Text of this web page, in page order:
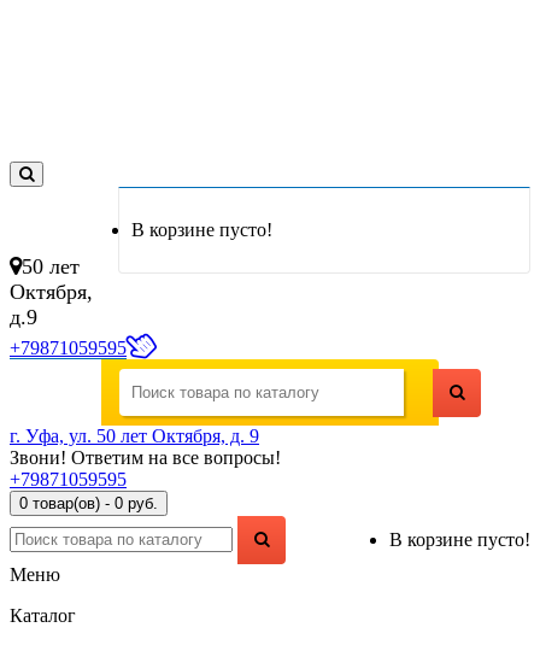
В корзине пусто!
50 лет
Октября,
д.9
+79871059595
г. Уфа, ул. 50 лет Октября, д. 9
Звони! Ответим на все вопросы!
+79871059595
0 товар(ов) - 0 руб.
В корзине пусто!
Меню
Каталог